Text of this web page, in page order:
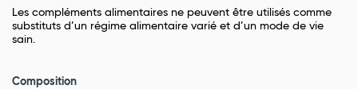
Les compléments alimentaires ne peuvent être utilisés comme
substituts d’un régime alimentaire varié et d’un mode de vie
sain.
Composition